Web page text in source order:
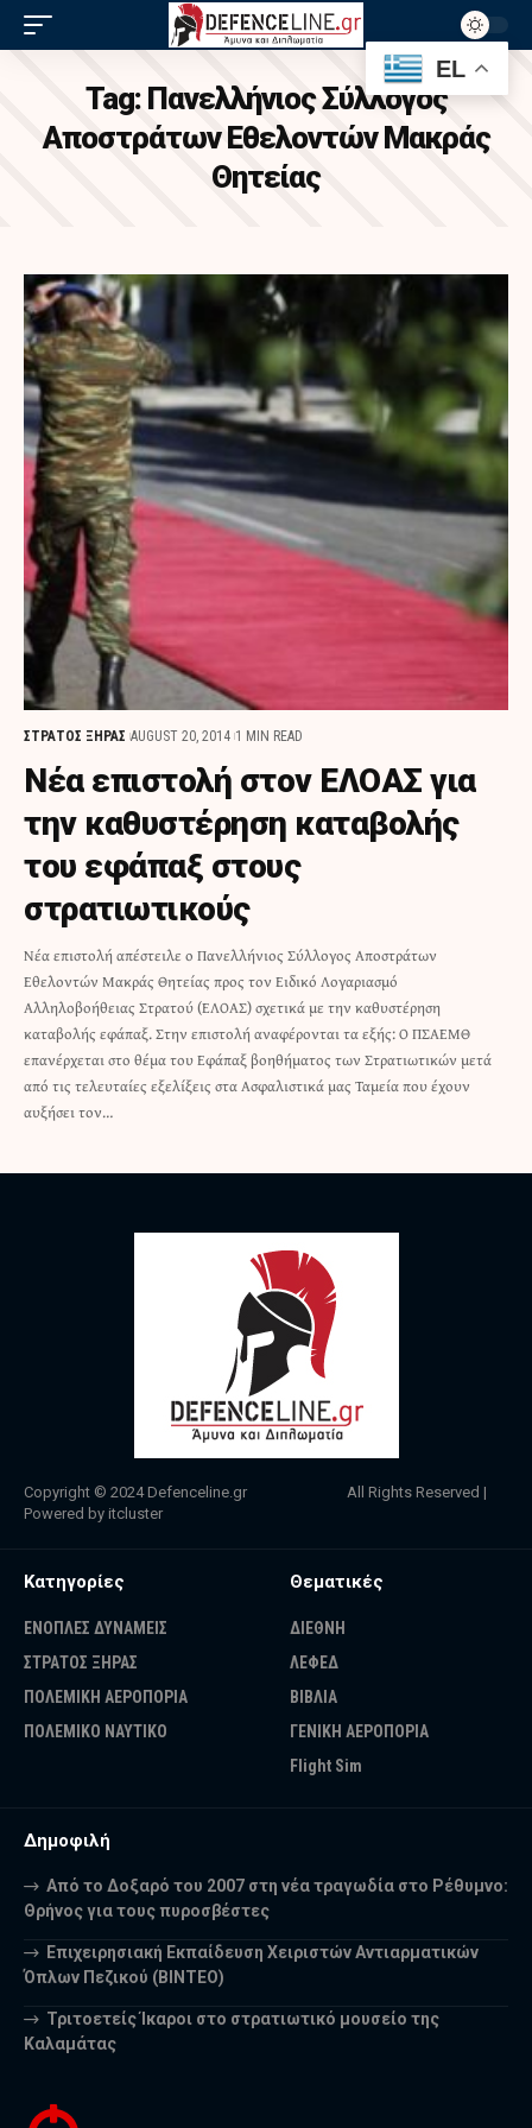
Tag: Πανελλήνιος Σύλλογος
Αποστράτων Εθελοντών Μακράς
Θητείας
ΣΤΡΑΤΟΣ ΞΗΡΑΣ AUGUST 20, 2014 1 MIN READ
Νέα επιστολή στον ΕΛΟΑΣ για
την καθυστέρηση καταβολής
του εφάπαξ στους
στρατιωτικούς
Νέα επιστολή απέστειλε ο Πανελλήνιος Σύλλογος Αποστράτων
Εθελοντών Μακράς Θητείας προς τον Ειδικό Λογαριασμό
Αλληλοβοήθειας Στρατού (ΕΛΟΑΣ) σχετικά με την καθυστέρηση
καταβολής εφάπαξ. Στην επιστολή αναφέρονται τα εξής: Ο ΠΣΑΕΜΘ
επανέρχεται στο θέμα του Εφάπαξ βοηθήματος των Στρατιωτικών μετά
από τις τελευταίες εξελίξεις στα Ασφαλιστικά μας Ταμεία που έχουν
αυξήσει τον…
Copyright © 2024 Defenceline.gr All Rights Reserved |
Powered by itcluster
Κατηγορίες
ΕΝΟΠΛΕΣ ΔΥΝΑΜΕΙΣ
ΣΤΡΑΤΟΣ ΞΗΡΑΣ
ΠΟΛΕΜΙΚΗ ΑΕΡΟΠΟΡΙΑ
ΠΟΛΕΜΙΚΟ ΝΑΥΤΙΚΟ
Θεματικές
ΔΙΕΘΝΗ
ΛΕΦΕΔ
ΒΙΒΛΙΑ
ΓΕΝΙΚΗ ΑΕΡΟΠΟΡΙΑ
Flight Sim
Δημοφιλή
Από το Δοξαρό του 2007 στη νέα τραγωδία στο Ρέθυμνο:
Θρήνος για τους πυροσβέστες
Επιχειρησιακή Εκπαίδευση Χειριστών Αντιαρματικών
Όπλων Πεζικού (ΒΙΝΤΕΟ)
Τριτοετείς Ίκαροι στο στρατιωτικό μουσείο της
Καλαμάτας
EL